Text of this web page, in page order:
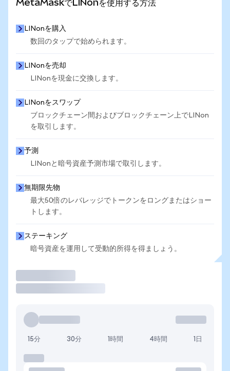
MetaMaskでLINonを使用する方法
LINonを購入
数回のタップで始められます。
LINonを売却
LINonを現金に交換します。
LINonをスワップ
ブロックチェーン間およびブロックチェーン上でLINon
を取引します。
予測
LINonと暗号資産予測市場で取引します。
無期限先物
最大50倍のレバレッジでトークンをロングまたはショー
トします。
ステーキング
暗号資産を運用して受動的所得を得ましょう。
15分 30分 1時間 4時間 1日